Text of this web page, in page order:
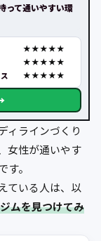
って通いやすい環
ィラインづくり
女性が通いやす
。
ている人は、以
ムを見つけてみ